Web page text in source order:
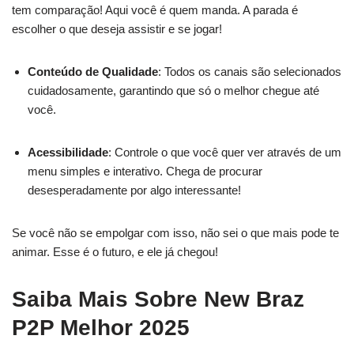
tem comparação! Aqui você é quem manda. A parada é
escolher o que deseja assistir e se jogar!
Conteúdo de Qualidade: Todos os canais são selecionados
cuidadosamente, garantindo que só o melhor chegue até
você.
Acessibilidade: Controle o que você quer ver através de um
menu simples e interativo. Chega de procurar
desesperadamente por algo interessante!
Se você não se empolgar com isso, não sei o que mais pode te
animar. Esse é o futuro, e ele já chegou!
Saiba Mais Sobre New Braz
P2P Melhor 2025